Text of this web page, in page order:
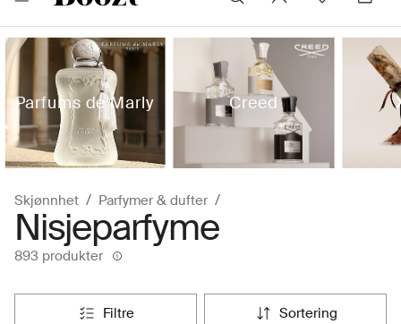
Parfums de Marly Creed
Skjønnhet Parfymer & dufter
Nisjeparfyme
893 produkter
filtre sortering